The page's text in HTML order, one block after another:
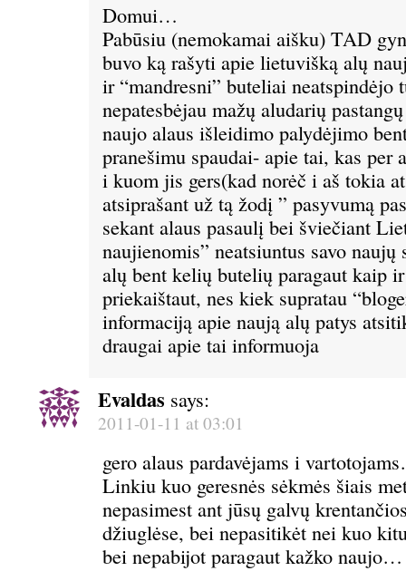
Domui…
Pabūsiu (nemokamai aišku) TAD
buvo ką rašyti apie lietuvišką alų
ir “mandresni” buteliai neatspindėjo
nepatesbėjau mažų aludarių
naujo alaus išleidimo palydėjimo
pranešimu spaudai- apie tai, kas per
i kuom jis gers(kad norėč i aš tokia
atsiprašant už tą žodį ” pasyvumą
sekant alaus pasaulį bei šviečiant
naujienomis” neatsiuntus savo
alų bent kelių butelių paragaut kaip
priekaištaut, nes kiek supratau
informaciją apie naują alų patys
draugai apie tai informuoja
Evaldas says:
2011-01-11 at 03:01
gero alaus pardavėjams i
Linkiu kuo geresnės sėkmės šiais
nepasimest ant jūsų galvų
džiuglėse, bei nepasitikėt nei kuo
bei nepabijot paragaut kažko naujo…